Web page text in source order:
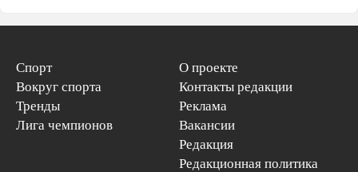
Спорт
Вокруг спорта
Тренды
Лига чемпионов
О проекте
Контакты редакции
Реклама
Вакансии
Редакция
Редакционная политика